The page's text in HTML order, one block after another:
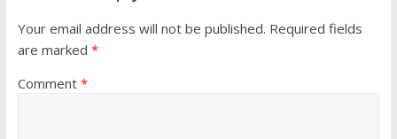
Your email address will not be published. Required fields
are marked *
Comment *